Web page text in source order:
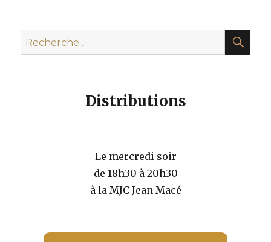
Recherche
pour :
Distributions
Le mercredi soir
de 18h30 à 20h30
à la MJC Jean Macé